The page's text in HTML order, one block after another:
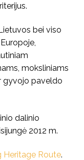
bei viso
moksliniams
gyvojo paveldo
dalinio
2012 m.
Heritage Route.